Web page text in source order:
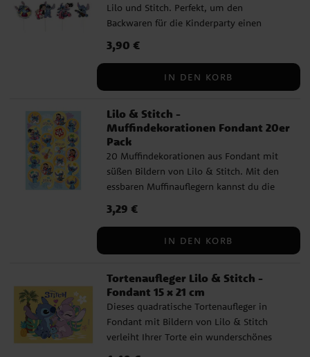
Lilo und Stitch. Perfekt, um den
Backwaren für die Kinderparty einen
variiert zwischen 8 und 10 cm in der Höhe.
Preis :3,90 €
3,90 €
IN DEN KORB
Lilo & Stitch -
Muffindekorationen Fondant 20er
Pack
20 Muffindekorationen aus Fondant mit
süßen Bildern von Lilo & Stitch. Mit den
essbaren Muffinauflegern kannst du die
dekorieren. Die Muffinaufleger haben
können direkt auf die Muffins gelegt
Stärke, Süßungsmittel: E965, E955,
Stabilisatoren: E460i, Maltodextrin,
Feuchthaltemittel: E422, Stabilisatoren:
E414, E466, Emulgator: E433, Aromen,
Konservierungsstoffe: E330, E202,
Preis :3,29 €
3,29 €
IN DEN KORB
Tortenaufleger Lilo & Stitch -
Fondant 15 x 21 cm
Dieses quadratische Tortenaufleger in
Fondant mit Bildern von Lilo & Stitch
verleiht Ihrer Torte ein wunderschönes